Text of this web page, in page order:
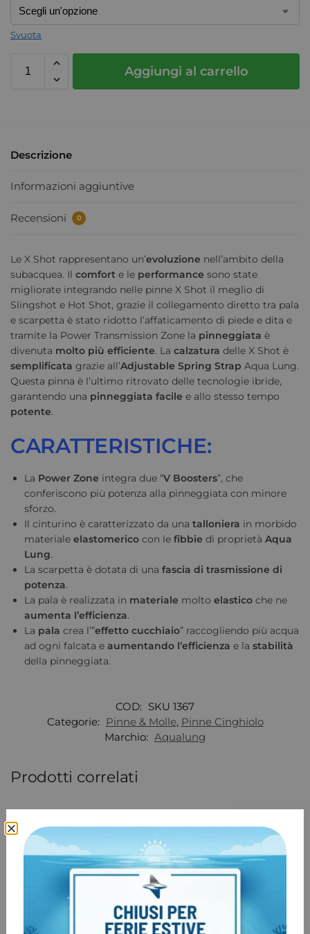
Svuota
Aggiungi al carrello
Descrizione
Informazioni aggiuntive
Recensioni 0
Le X Shot rappresentano un’evoluzione nell’ambito della
subacquea. Il comfort e le performance sono state
migliorate integrando nelle pinne X Shot il meglio di
Slingshot e Hot Shot, grazie il collegamento diretto tra pala
e scarpetta è stato ridotto l’affaticamento di piede e dita e
tramite la Power Transmission Zone la pinneggiata è
divenuta molto più efficiente. La calzatura delle X Shot è
semplificata grazie all’Adjustable Spring Strap Aqua Lung.
Questa pinna è l’ultimo ritrovato delle tecnologie ibride,
garantendo una pinneggiata facile e allo stesso tempo
potente.
CARATTERISTICHE:
La Power Zone integra due “V Boosters”, che
conferiscono più potenza alla pinneggiata con minore
sforzo.
Il cinturino è caratterizzato da una talloniera in morbido
materiale elastomerico con le fibbie di proprietà Aqua
Lung.
La scarpetta è dotata di una fascia di trasmissione di
potenza.
La pala è realizzata in materiale molto elastico che ne
aumenta l’efficienza.
La pala crea l’”effetto cucchiaio” raccogliendo più acqua
ad ogni falcata e aumentando l’efficienza e la stabilità
della pinneggiata.
COD: SKU 1367
Categorie: Pinne & Molle, Pinne Cinghiolo
Marchio: Aqualung
Prodotti correlati